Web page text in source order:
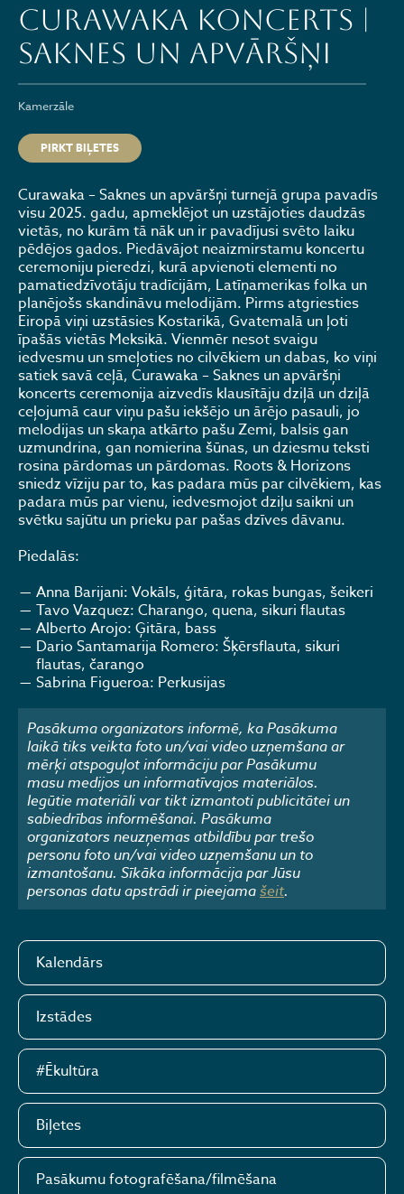
CURAWAKA koncerts |
SAKNES UN APVĀRŠŅI
Kamerzāle
PIRKT BIĻETES
Curawaka – Saknes un apvāršņi turnejā grupa pavadīs
visu 2025. gadu, apmeklējot un uzstājoties daudzās
vietās, no kurām tā nāk un ir pavadījusi svēto laiku
pēdējos gados. Piedāvājot neaizmirstamu koncertu
ceremoniju pieredzi, kurā apvienoti elementi no
pamatiedzīvotāju tradīcijām, Latīņamerikas folka un
planējošs skandināvu melodijām. Pirms atgriesties
Eiropā viņi uzstāsies Kostarikā, Gvatemalā un ļoti
īpašās vietās Meksikā. Vienmēr nesot svaigu
iedvesmu un smeļoties no cilvēkiem un dabas, ko viņi
satiek savā ceļā, Curawaka – Saknes un apvāršņi
koncerts ceremonija aizvedīs klausītāju dziļā un dziļā
ceļojumā caur viņu pašu iekšējo un ārējo pasauli, jo
melodijas un skaņa atkārto pašu Zemi, balsis gan
uzmundrina, gan nomierina šūnas, un dziesmu teksti
rosina pārdomas un pārdomas. Roots & Horizons
sniedz vīziju par to, kas padara mūs par cilvēkiem, kas
padara mūs par vienu, iedvesmojot dziļu saikni un
svētku sajūtu un prieku par pašas dzīves dāvanu.
Piedalās:
Anna Barijani: Vokāls, ģitāra, rokas bungas, šeikeri
Tavo Vazquez: Charango, quena, sikuri flautas
Alberto Arojo: Ģitāra, bass
Dario Santamarija Romero: Šķērsflauta, sikuri
flautas, čarango
Sabrina Figueroa: Perkusijas
Pasākuma organizators informē, ka Pasākuma
laikā tiks veikta foto un/vai video uzņemšana ar
mērķi atspoguļot informāciju par Pasākumu
masu medijos un informatīvajos materiālos.
Iegūtie materiāli var tikt izmantoti publicitātei un
sabiedrības informēšanai. Pasākuma
organizators neuzņemas atbildību par trešo
personu foto un/vai video uzņemšanu un to
izmantošanu. Sīkāka informācija par Jūsu
personas datu apstrādi ir pieejamašeit.
Kalendārs
Izstādes
#Ēkultūra
Biļetes
Pasākumu fotografēšana/filmēšana